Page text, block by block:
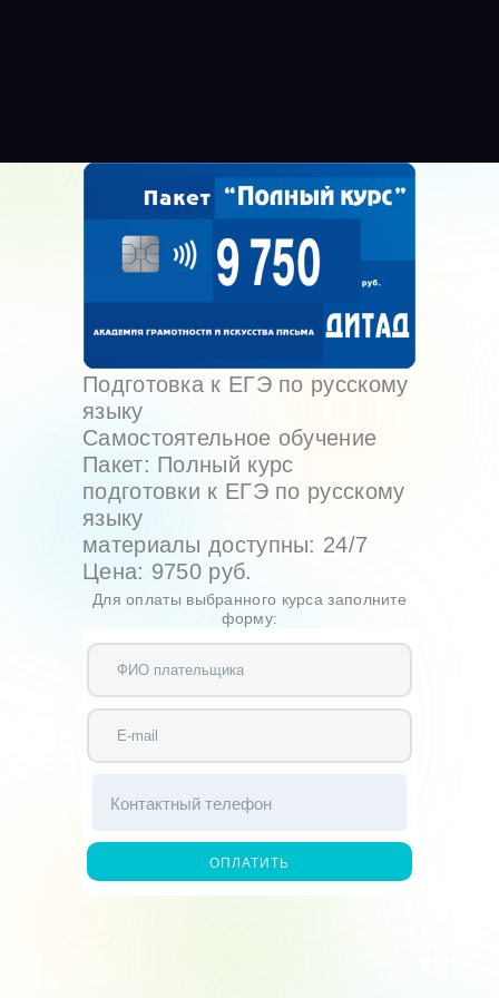
Подготовка к ЕГЭ по русскому
языку
Самостоятельное обучение
Пакет: Полный курс
подготовки к ЕГЭ по русскому
языку
материалы доступны: 24/7
Цена: 9750 руб.
Для оплаты выбранного курса заполните
форму: